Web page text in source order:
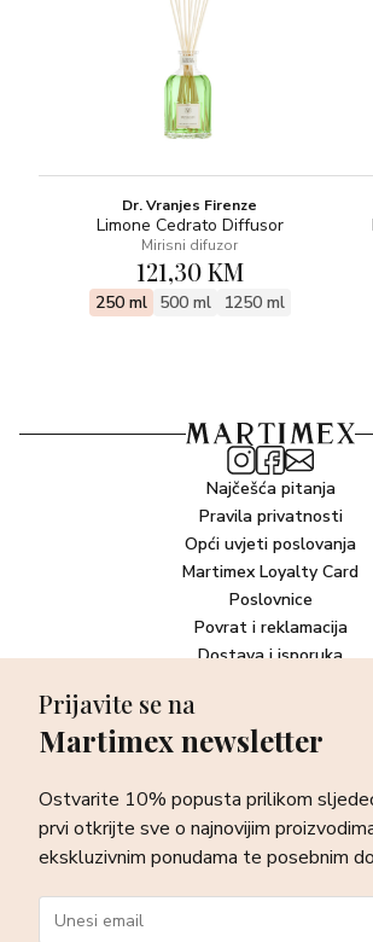
Fine i skladne note naranče, narančinog
jagode, šumskog voća, drveta breze i
Nobile sačuvao aludiraju na bačve
slavljenih diljem svijeta.
Dr. Vranjes Firenze
Limone Cedrato Diffusor
Mirisni difuzor
121,30 KM
250 ml 500 ml 1250 ml
Najčešća pitanja
Pravila privatnosti
Opći uvjeti poslovanja
Martimex Loyalty Card
Poslovnice
Povrat i reklamacija
Dostava i isporuka
Newsletter
sve o najnovijim proizvodima, akcijskim i
ponudama te posebnim događanjima.
Prijavite se na
Martimex newsletter
Ostvarite 10% popusta prilikom
prvi otkrijte sve o najnovijim
ekskluzivnim ponudama te posebnim